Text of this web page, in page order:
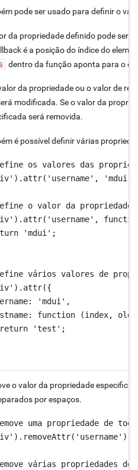
pode ser usado para definir o
da propriedade definido pode ser
é a posição do índice do
dentro da função aponta para o
da propriedade ou o valor de
modificada. Se o valor da
será removida.
é possível definir várias
os valores das
o valor da propriedade
'mdui';
vários valores de
'mdui',
function (index,
'test';
o valor da propriedade
por espaços.
uma propriedade de
várias propriedades de